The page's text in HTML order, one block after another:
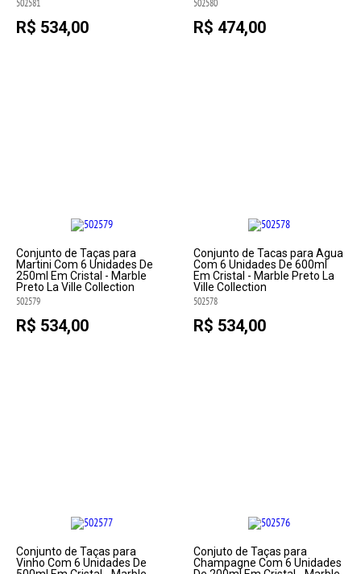
502581
R$ 534,00
502580
R$ 474,00
Conjunto de Taças para
Martini Com 6 Unidades De
250ml Em Cristal - Marble
Preto La Ville Collection
502579
R$ 534,00
Conjunto de Tacas para Agua
Com 6 Unidades De 600ml
Em Cristal - Marble Preto La
Ville Collection
502578
R$ 534,00
Conjunto de Taças para
Vinho Com 6 Unidades De
Conjuto de Taças para
Champagne Com 6 Unidades